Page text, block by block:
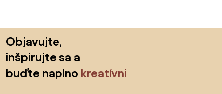
Objavujte,
inšpirujte sa a
buďte naplno kreatívni